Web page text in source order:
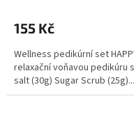
155 Kč
Wellness pedikúrní set
relaxační voňavou pedikúru
salt (30g) Sugar Scrub (25g)...